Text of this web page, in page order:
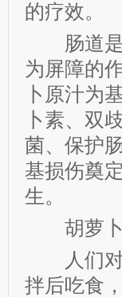
的疗效。
肠道是
为屏障的
卜原汁为
卜素、双
菌、保护
基损伤奠
生。
胡萝卜
人们对
拌后吃食